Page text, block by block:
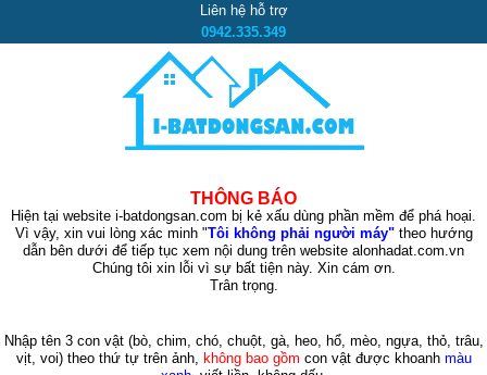
Liên hệ hỗ trợ
0942.335.349
THÔNG BÁO
Hiện tại website i-batdongsan.com bị kẻ xấu dùng phần mềm để phá hoại.
Vì vậy, xin vui lòng xác minh "Tôi không phải người máy"theo hướng
dẫn bên dưới để tiếp tục xem nội dung trên website alonhadat.com.vn
Chúng tôi xin lỗi vì sự bất tiện này. Xin cám ơn.
Trân trọng.
Nhập tên 3 con vật (bò, chim, chó, chuột, gà, heo, hổ, mèo, ngựa, thỏ, trâu,
vịt, voi)theo thứ tự trên ảnh, không bao gồm con vật được khoanh màu